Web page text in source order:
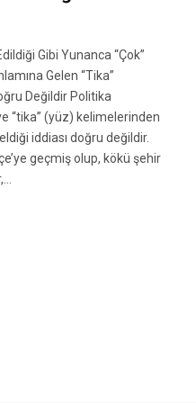
Gibi Yunanca “Çok”
Gelen “Tika”
Değildir Politika
“tika” (yüz) kelimelerinden
iddiası doğru değildir.
geçmiş olup, kökü şehir